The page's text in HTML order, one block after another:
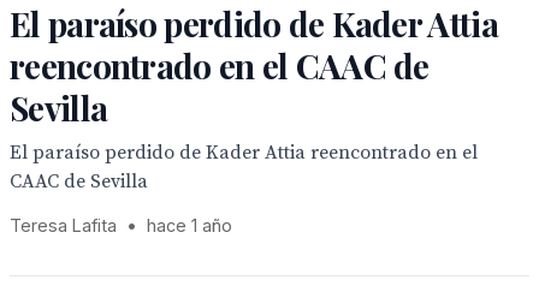
El paraíso perdido de Kader Attia
reencontrado en el CAAC de
Sevilla
El paraíso perdido de Kader Attia reencontrado en el
CAAC de Sevilla
Teresa Lafita • hace 1 año